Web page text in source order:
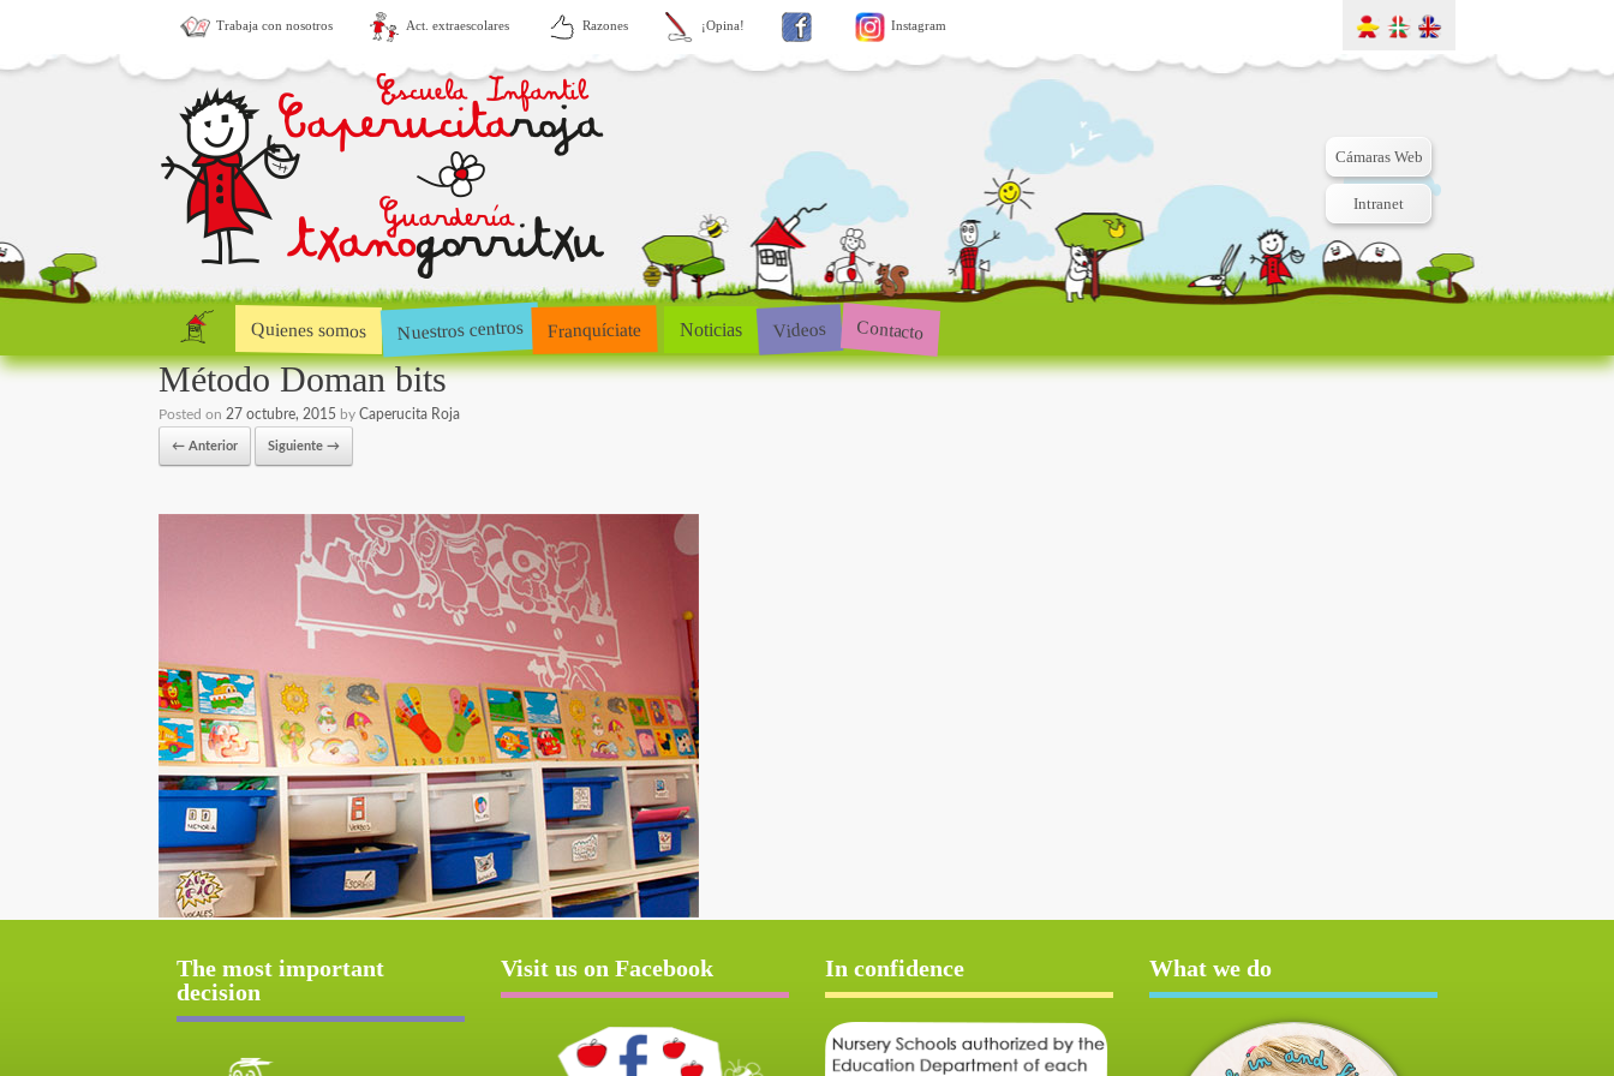
Trabaja con nosotros Act. extraescolares Razones ¡Opina! Instagram
Cámaras Web
Intranet
Quienes somos Nuestros centros Franquíciate Noticias Videos Contacto
Método Doman bits
Posted on 27 octubre, 2015 by Caperucita Roja
← Anterior Siguiente →
The most important
decision
Visit us on Facebook In confidence What we do